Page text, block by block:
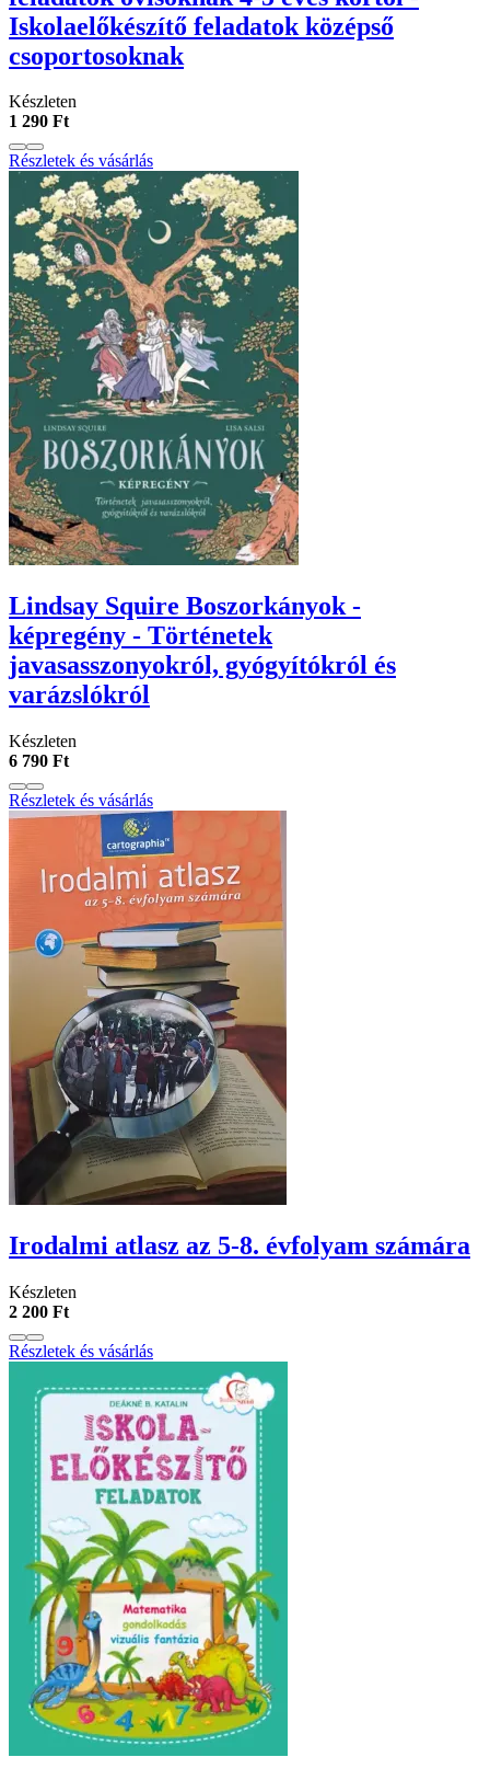
Iskolaelőkészítő feladatok középső
csoportosoknak
Készleten
1 290 Ft
Részletek és vásárlás
Lindsay Squire Boszorkányok -
képregény - Történetek
javasasszonyokról, gyógyítókról és
varázslókról
Készleten
6 790 Ft
Részletek és vásárlás
Irodalmi atlasz az 5-8. évfolyam számára
Készleten
2 200 Ft
Részletek és vásárlás